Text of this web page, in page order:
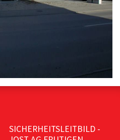
SICHERHEITSLEITBILD -